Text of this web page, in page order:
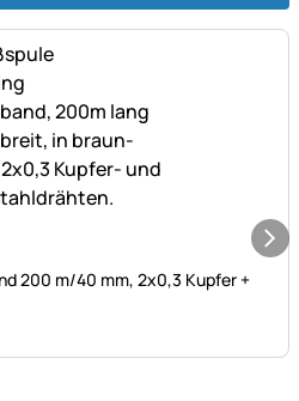
200 m/40 mm, 2x0,3 Kupfer +